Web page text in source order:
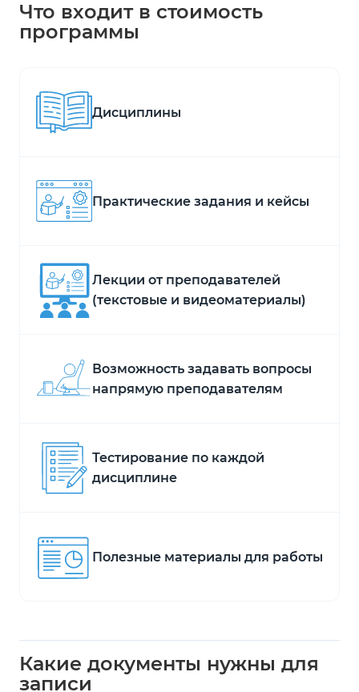
Что входит в стоимость
программы
Дисциплины
Практические задания и кейсы
Лекции от преподавателей
(текстовые и видеоматериалы)
Возможность задавать вопросы
напрямую преподавателям
Тестирование по каждой
дисциплине
Полезные материалы для работы
Какие документы нужны для
записи